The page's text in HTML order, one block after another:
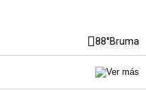
88°Bruma